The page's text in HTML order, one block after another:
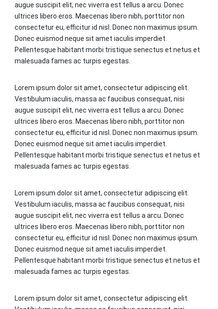
augue suscipit elit, nec viverra est tellus a arcu. Donec
ultrices libero eros. Maecenas libero nibh, porttitor non
consectetur eu, efficitur id nisl. Donec non maximus ipsum.
Donec euismod neque sit amet iaculis imperdiet.
Pellentesque habitant morbi tristique senectus et netus et
malesuada fames ac turpis egestas.
Lorem ipsum dolor sit amet, consectetur adipiscing elit.
Vestibulum iaculis, massa ac faucibus consequat, nisi
augue suscipit elit, nec viverra est tellus a arcu. Donec
ultrices libero eros. Maecenas libero nibh, porttitor non
consectetur eu, efficitur id nisl. Donec non maximus ipsum.
Donec euismod neque sit amet iaculis imperdiet.
Pellentesque habitant morbi tristique senectus et netus et
malesuada fames ac turpis egestas.
Lorem ipsum dolor sit amet, consectetur adipiscing elit.
Vestibulum iaculis, massa ac faucibus consequat, nisi
augue suscipit elit, nec viverra est tellus a arcu. Donec
ultrices libero eros. Maecenas libero nibh, porttitor non
consectetur eu, efficitur id nisl. Donec non maximus ipsum.
Donec euismod neque sit amet iaculis imperdiet.
Pellentesque habitant morbi tristique senectus et netus et
malesuada fames ac turpis egestas.
Lorem ipsum dolor sit amet, consectetur adipiscing elit.